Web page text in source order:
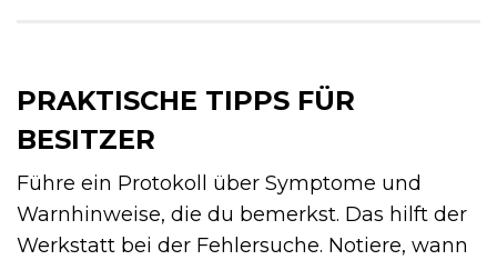
PRAKTISCHE TIPPS FÜR
BESITZER
Führe ein Protokoll über Symptome und
Warnhinweise, die du bemerkst. Das hilft der
Werkstatt bei der Fehlersuche. Notiere, wann